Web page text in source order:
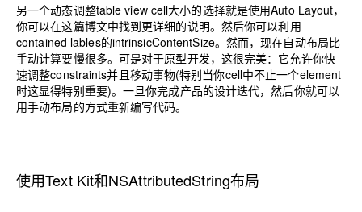
另一个动态调整table view cell大小的选择就是使用Auto Layout，
你可以在这篇博文中找到更详细的说明。然后你可以利用
contained lables的intrinsicContentSize。然而，现在自动布局比
手动计算要慢很多。可是对于原型开发，这很完美：它允许你快
速调整constraints并且移动事物(特别当你cell中不止一个element
时这显得特别重要)。一旦你完成产品的设计迭代，然后你就可以
用手动布局的方式重新编写代码。
使用Text Kit和NSAttributedString布局